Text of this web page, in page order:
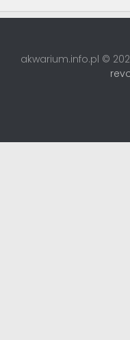
akwarium.info.pl ©